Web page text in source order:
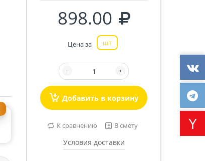
898.00
Цена за шт
Добавить в корзину
К сравнению В смету
Условия доставки